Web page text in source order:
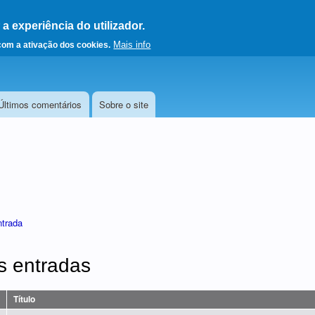
experiência do utilizador.
a ativação dos cookies. Mais info
página principal
comentários Sobre o site
entradas
Título